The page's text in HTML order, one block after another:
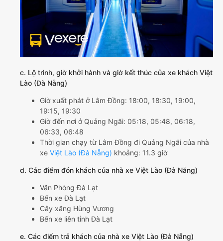
c. Lộ trình, giờ khởi hành và giờ kết thúc của xe khách Việt
Lào (Đà Nẵng)
Giờ xuất phát ở Lâm Đồng: 18:00, 18:30, 19:00,
19:15, 19:30
Giờ đến nơi ở Quảng Ngãi: 05:18, 05:48, 06:18,
06:33, 06:48
Thời gian chạy từ Lâm Đồng đi Quảng Ngãi của nhà
xe Việt Lào (Đà Nẵng) khoảng: 11.3 giờ
d. Các điểm đón khách của nhà xe Việt Lào (Đà Nẵng)
Văn Phòng Đà Lạt
Bến xe Đà Lạt
Cây xăng Hùng Vương
Bến xe liên tỉnh Đà Lạt
e. Các điểm trả khách của nhà xe Việt Lào (Đà Nẵng)